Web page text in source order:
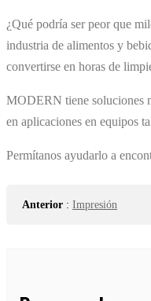
¿Qué podría ser peor que
industria de alimentos y
convertirse en horas de
MODERN tiene soluciones
en aplicaciones en equipos
Permítanos ayudarlo a
Anterior : Impresión